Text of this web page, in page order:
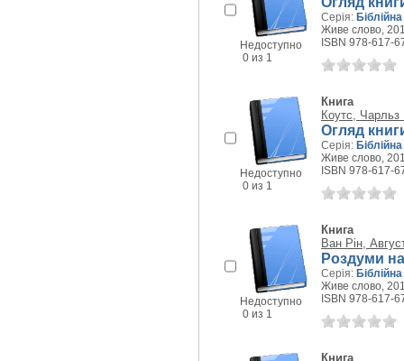
Недоступно
0 из 1
Серія:
Живе слово,
ISBN 978-617-
Недоступно
0 из 1
Книга
Коутс,
Огляд
Серія:
Живе слово,
ISBN 978-617-
Недоступно
0 из 1
Книга
Ван Рін,
Роздуми
Серія:
Живе слово,
ISBN 978-617-
Книга